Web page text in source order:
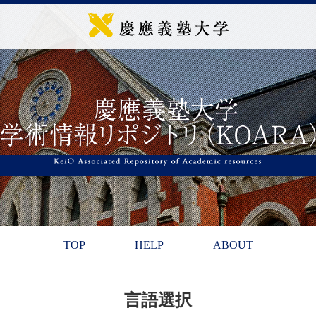
TOP HELP ABOUT
言語選択